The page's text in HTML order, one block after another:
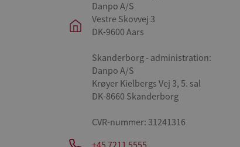
Danpo A/S
Vestre Skovvej 3
DK-9600 Aars
Skanderborg - administration:
Danpo A/S
Krøyer Kielbergs Vej 3, 5. sal
DK-8660 Skanderborg
CVR-nummer: 31241316